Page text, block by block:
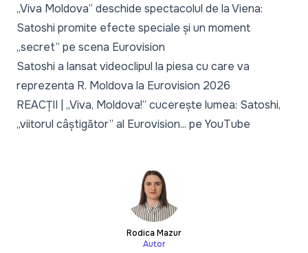
„Viva Moldova” deschide spectacolul de la Viena:
Satoshi promite efecte speciale și un moment
„secret” pe scena Eurovision
Satoshi a lansat videoclipul la piesa cu care va
reprezenta R. Moldova la Eurovision 2026
REACȚII | „Viva, Moldova!” cucerește lumea: Satoshi,
„viitorul câștigător” al Eurovision... pe YouTube
Rodica Mazur
Autor